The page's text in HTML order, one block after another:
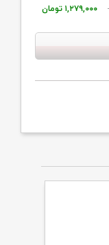
قیمت
اصلی:
۱,۴۲۰,۰۰۰ تومان
۱,۲۷۹,۰۰۰ تومان